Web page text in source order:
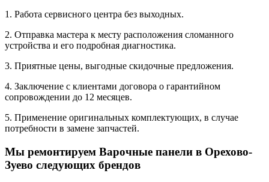
1. Работа сервисного центра без выходных.
2. Отправка мастера к месту расположения сломанного
устройства и его подробная диагностика.
3. Приятные цены, выгодные скидочные предложения.
4. Заключение с клиентами договора о гарантийном
сопровождении до 12 месяцев.
5. Применение оригинальных комплектующих, в случае
потребности в замене запчастей.
Мы ремонтируем Варочные панели в Орехово-
Зуево следующих брендов